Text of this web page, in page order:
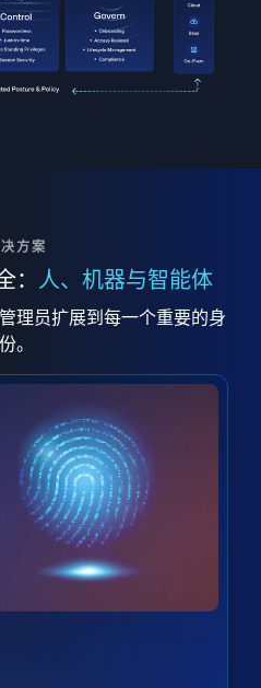
方案
： 人、机器与智能体
理员扩展到每一个重要的身
份。